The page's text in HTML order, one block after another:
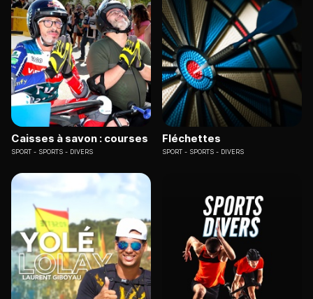
Caisses à savon : courses
SPORT SPORTS - DIVERS
Fléchettes
SPORT SPORTS - DIVERS